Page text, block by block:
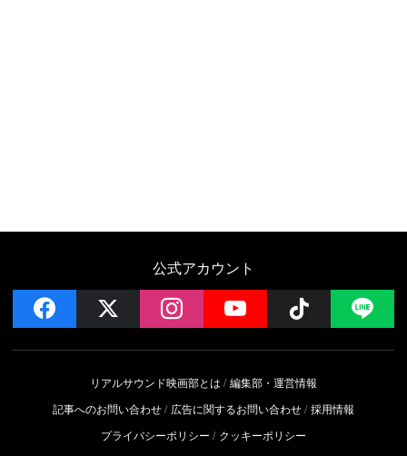
公式アカウント
facebook instagramYouTube Follow
リアルサウンド映画部とは
編集部・運営情報
記事へのお問い合わせ
広告に関するお問い合わせ 採用情報
プライバシーポリシー
クッキーポリシー